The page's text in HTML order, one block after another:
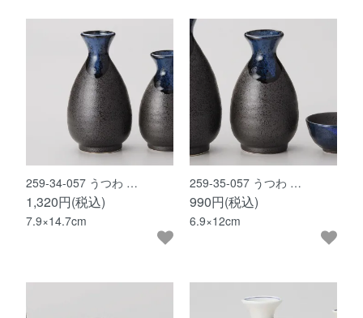
259-34-057 うつわ …
1,320円(税込)
7.9×14.7cm
259-35-057 うつわ …
990円(税込)
6.9×12cm